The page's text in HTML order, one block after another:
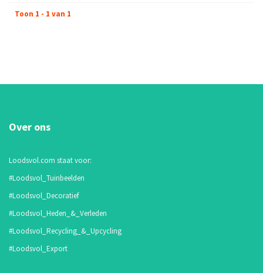
Toon 1 - 1 van 1
Over ons
Loodsvol.com staat voor:
#Loodsvol_Tuinbeelden
#Loodsvol_Decoratief
#Loodsvol_Heden_&_Verleden
#Loodsvol_Recycling_&_Upcycling
#Loodsvol_Export